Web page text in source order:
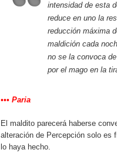
intensidad de esta
reduce en uno la
reducción máxima
maldición cada
no se la convoca
por el mago en la
••• Paria
El maldito parecerá haberse
alteración de Percepción solo es
lo haya hecho.